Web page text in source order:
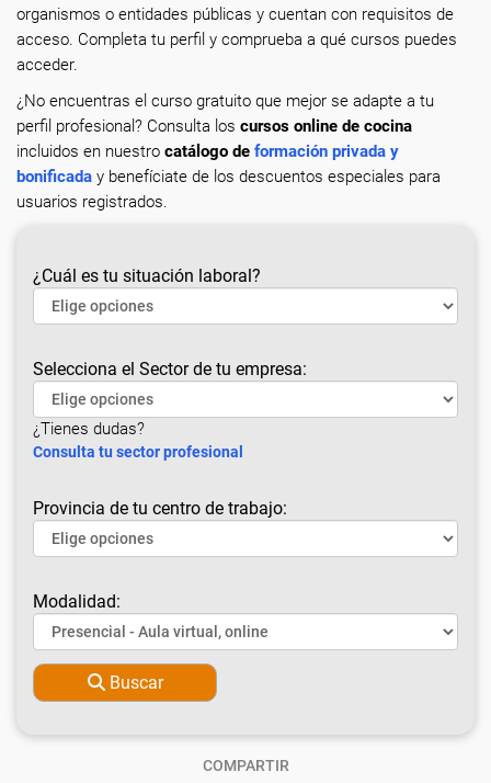
organismos o entidades públicas y cuentan con requisitos de
acceso. Completa tu perfil y comprueba a qué cursos puedes
acceder.
¿No encuentras el curso gratuito que mejor se adapte a tu
perfil profesional? Consulta los cursos online de cocina
incluidos en nuestro catálogo de formación privada y
bonificada y benefíciate de los descuentos especiales para
usuarios registrados.
¿Cuál es tu situación laboral?
Selecciona el Sector de tu empresa:
¿Tienes dudas?
Consulta tu sector profesional
Provincia de tu centro de trabajo:
Modalidad:
Buscar
COMPARTIR